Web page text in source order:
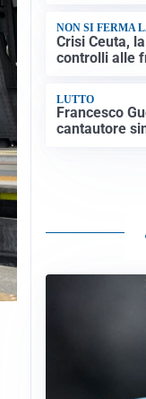
NON SI FERMA
Crisi Ceuta,
controlli alle
LUTTO
Francesco
cantautore